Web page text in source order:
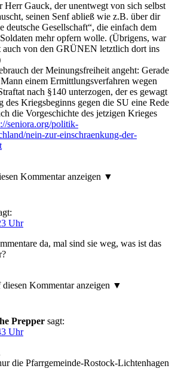
Herr Gauck, der unentwegt von sich selbst
seinen Senf abließ wie z.B. über dir
deutsche Gesellschaft“, die einfach dem
mehr opfern wolle. (Übrigens, war
auch von den GRÜNEN letztlich dort ins
der Meinungsfreiheit angeht: Gerade
einem Ermittlungsverfahren wegen
nach §140 unterzogen, der es gewagt
des Kriegsbeginns gegen die SU eine Rede
die Vorgeschichte des jetzigen Krieges
seniora.org/politik-
nein-zur-einschraenkung-der-
Kommentar anzeigen ▼
Uhr
da, mal sind sie weg, was ist das
Kommentar anzeigen ▼
Prepper sagt:
Uhr
die Pfarrgemeinde-Rostock-Lichtenhagen